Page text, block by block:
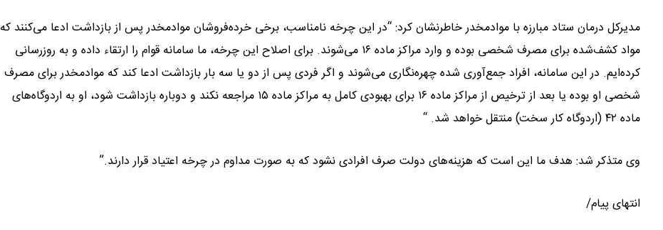
مدیرکل درمان ستاد مبارزه با موادمخدر خاطرنشان کرد: “در این چرخه نامناسب، برخی خرده‌فروشان موادمخدر پس از بازداشت ادعا می‌کنند که
مواد کشف‌شده برای مصرف شخصی بوده و وارد مراکز ماده ۱۶ می‌شوند. برای اصلاح این چرخه، ما سامانه قوام را ارتقاء داده و به روزرسانی
کرده‌ایم. در این سامانه، افراد جمع‌آوری شده چهره‌نگاری می‌شوند و اگر فردی پس از دو یا سه بار بازداشت ادعا کند که موادمخدر برای مصرف
شخصی او بوده یا بعد از ترخیص از مراکز ماده ۱۶ برای بهبودی کامل به مراکز ماده ۱۵ مراجعه نکند و دوباره بازداشت شود، او به اردوگاه‌های
ماده ۴۲ (اردوگاه کار سخت) منتقل خواهد شد. “
وی متذکر شد: هدف ما این است که هزینه‌های دولت صرف افرادی نشود که به صورت مداوم در چرخه اعتیاد قرار دارند.”
انتهای پیام/